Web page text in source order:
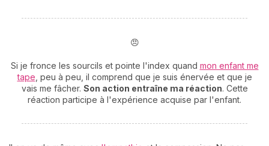
😠
Si je fronce les sourcils et pointe l'index quand mon enfant me
tape , peu à peu, il comprend que je suis énervée et que je
vais me fâcher. Son action entraîne ma réaction. Cette
réaction participe à l'expérience acquise par l'enfant.